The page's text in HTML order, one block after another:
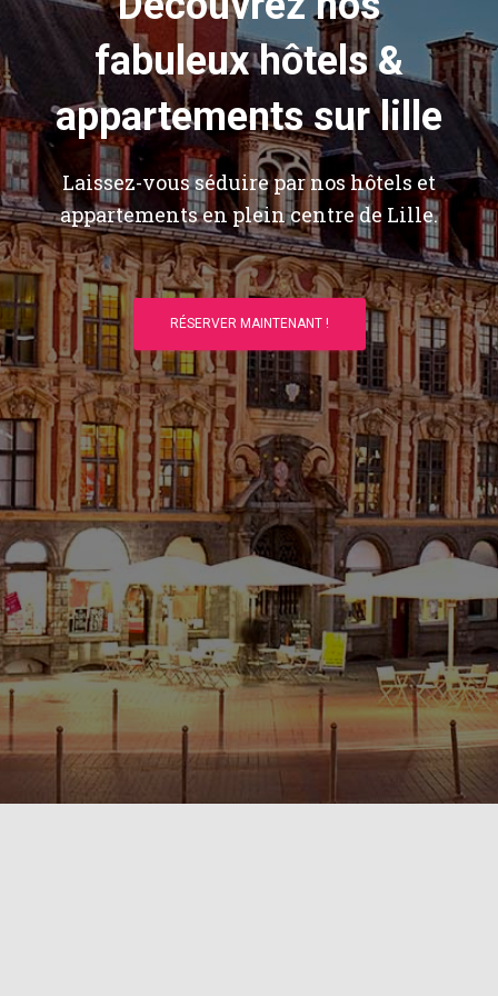
fabuleux hôtels &
appartements sur lille
Laissez-vous séduire par nos hôtels et
appartements en plein centre de Lille.
RÉSERVER MAINTENANT !